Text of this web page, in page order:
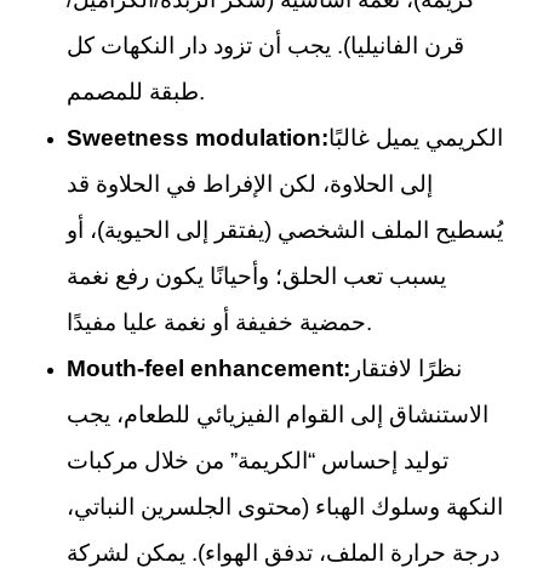
قرن الفانيليا). يجب أن تزود دار النكهات كل
طبقة للمصمم.
Sweetness modulation:الكريمي يميل غالبًا
إلى الحلاوة، لكن الإفراط في الحلاوة قد
يُسطيح الملف الشخصي (يفتقر إلى الحيوية)، أو
يسبب تعب الحلق؛ وأحيانًا يكون رفع نغمة
حمضية خفيفة أو نغمة عليا مفيدًا.
Mouth-feel enhancement: نظرًا لافتقار
الاستنشاق إلى القوام الفيزيائي للطعام، يجب
توليد إحساس “الكريمة” من خلال مركبات
النكهة وسلوك الهباء (محتوى الجلسرين النباتي،
درجة حرارة الملف، تدفق الهواء). يمكن لشركة